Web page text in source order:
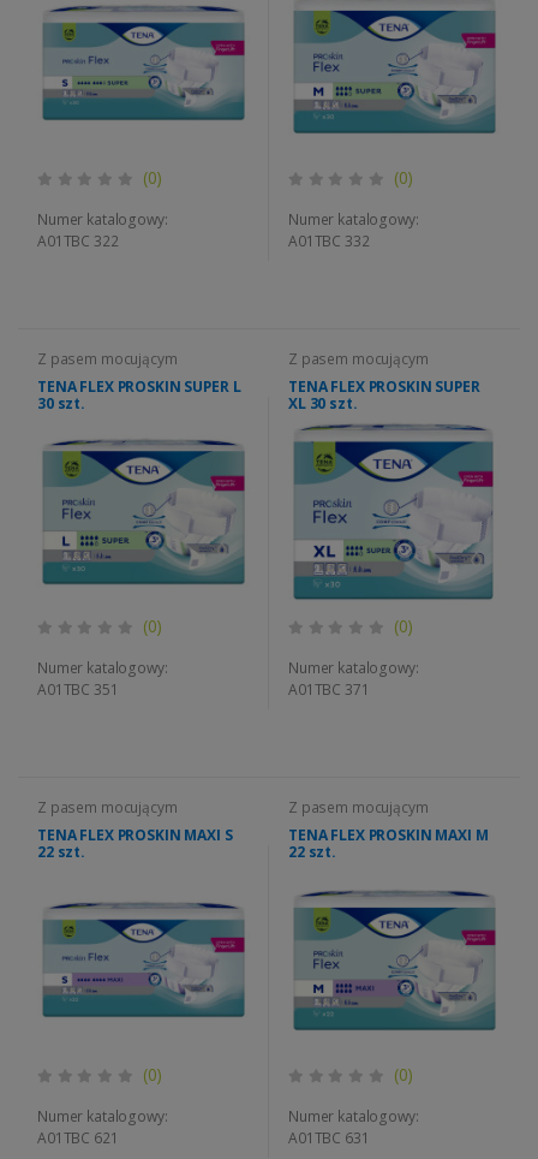
(0)
Numer katalogowy:
A01TBC 322
(0)
Numer katalogowy:
A01TBC 332
Z pasem mocującym
TENA FLEX PROSKIN SUPER L
30 szt.
(0)
Numer katalogowy:
A01TBC 351
Z pasem mocującym
TENA FLEX PROSKIN SUPER
XL 30 szt.
(0)
Numer katalogowy:
A01TBC 371
Z pasem mocującym
TENA FLEX PROSKIN MAXI S
22 szt.
(0)
Numer katalogowy:
A01TBC 621
Z pasem mocującym
TENA FLEX PROSKIN MAXI M
22 szt.
(0)
Numer katalogowy:
A01TBC 631